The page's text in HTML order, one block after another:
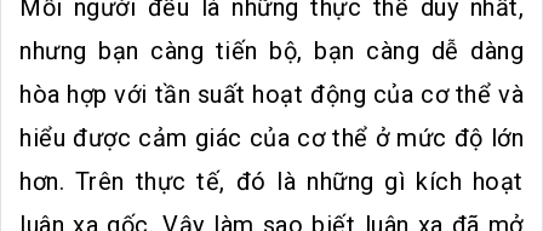
Mỗi người đều là những thực thể duy nhất,
nhưng bạn càng tiến bộ, bạn càng dễ dàng
hòa hợp với tần suất hoạt động của cơ thể và
hiểu được cảm giác của cơ thể ở mức độ lớn
hơn. Trên thực tế, đó là những gì kích hoạt
luân xa gốc. Vậy làm sao biết luân xa đã mở